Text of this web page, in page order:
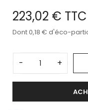
223,02 € TTC
Dont 0,18 € d'éco-
- +